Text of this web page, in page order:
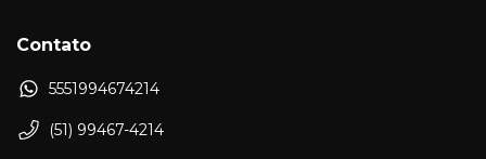
Contato
5551994674214
(51) 99467-4214